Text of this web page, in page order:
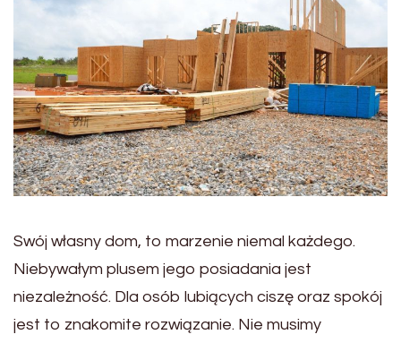
Swój własny dom, to marzenie niemal każdego.
Niebywałym plusem jego posiadania jest
niezależność. Dla osób lubiących ciszę oraz spokój
jest to znakomite rozwiązanie. Nie musimy